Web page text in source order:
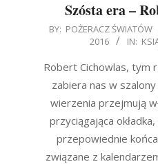
Szósta era –
2016-
16
BY: POŻERACZ ŚWIATÓW
2016
IN:
Robert Cichowlas, tym
zabiera nas w
wierzenia przejmują
przyciągająca
przepowiednie
związane z